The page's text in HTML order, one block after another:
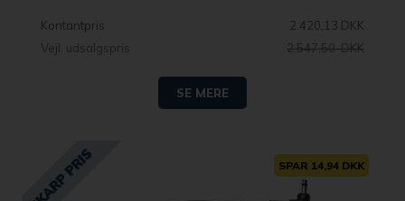
Kontantpris
2.420,13 DKK
Vejl. udsalgspris
2.547,50 DKK
SE MERE
SPAR 14,94 DKK